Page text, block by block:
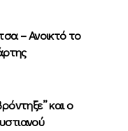
– Ανοικτό το
και ο